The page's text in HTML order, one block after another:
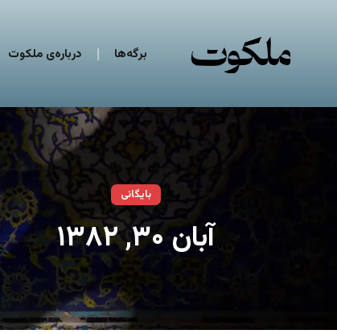
برگه‌ها درباره‌ی ملکوت
بایگانی
آبان ۳۰, ۱۳۸۲